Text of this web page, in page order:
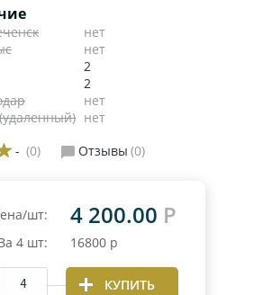
нет
нет
2
2
нет
нет
- (0) Отзывы (0)
шт: 4 200.00 Р
4 шт: 16800 р
КУПИТЬ